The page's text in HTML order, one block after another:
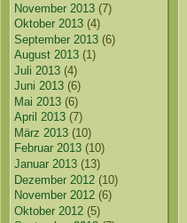
November 2013 (7)
Oktober 2013 (4)
September 2013 (6)
August 2013 (1)
Juli 2013 (4)
Juni 2013 (6)
Mai 2013 (6)
April 2013 (7)
März 2013 (10)
Februar 2013 (10)
Januar 2013 (13)
Dezember 2012 (10)
November 2012 (6)
Oktober 2012 (5)